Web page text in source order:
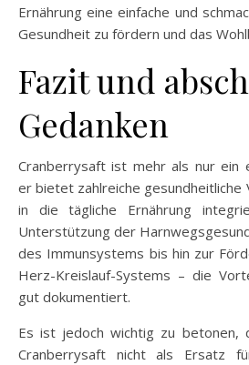
Ernährung eine einfache und
Gesundheit zu fördern und das
Fazit und
Gedanken
Cranberrysaft ist mehr als nur ein
er bietet zahlreiche gesundheitliche
in die tägliche Ernährung
Unterstützung der
des Immunsystems bis hin zur
Herz-Kreislauf-Systems – die
gut dokumentiert.
Es ist jedoch wichtig zu betonen,
Cranberrysaft nicht als Ersatz